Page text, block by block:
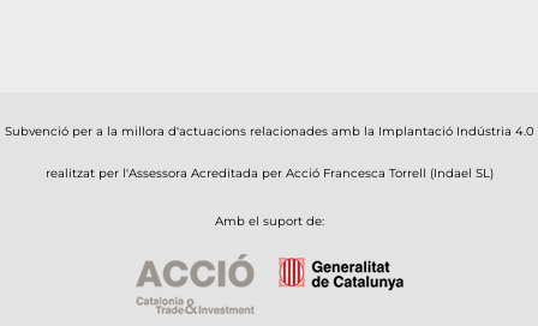
Subvenció per a la millora d'actuacions relacionades amb la Implantació Indústria 4.0
realitzat per l'Assessora Acreditada per Acció Francesca Torrell (Indael SL)
Amb el suport de: